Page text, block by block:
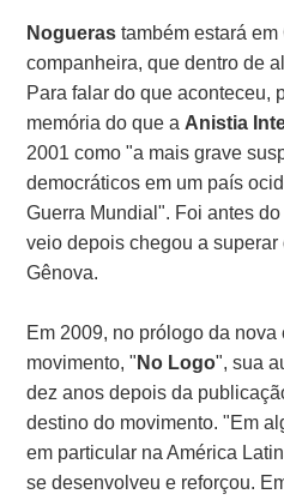
Noguerastambém estará
companheira, que dentro de
Para falar do que aconteceu,
memória do que a Anistia
2001 como "a mais grave
democráticos em um país
Guerra Mundial". Foi antes
veio depois chegou a
Gênova.
Em 2009, no prólogo da
movimento, " No Logo", sua
dez anos depois da
destino do movimento. "Em
em particular na América
se desenvolveu e reforçou.